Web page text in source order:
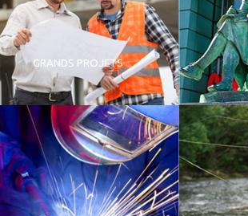
GRANDS PROJETS